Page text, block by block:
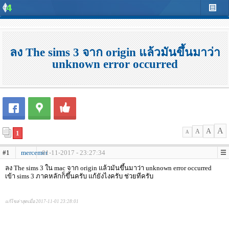
ลง The sims 3 จาก origin แล้วมันขึ้นมาว่า
unknown error occurred
1 A A A A
#1 mercemer01-11-2017 - 23:27:34
ลง The sims 3 ใน mac จาก origin แล้วมันขึ้นมาว่า unknown error occurred
เข้า sims 3 ภาคหลักก็ขึ้นครับ แก้ยังไงครับ ช่วยทีครับ
แก้ไขล่าสุดเมื่อ 2017-11-01 23:28:01